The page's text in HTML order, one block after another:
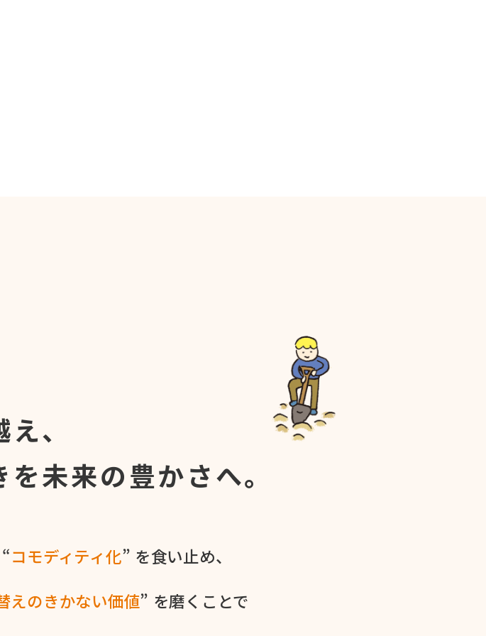
、
を未来の豊かさへ。
コモディティ化” を​食い​止め、
えの​きかない​価値” を​磨く​ことで